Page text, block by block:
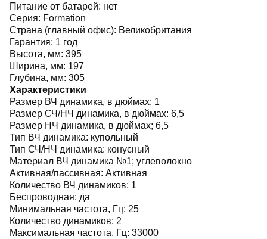
Питание от батарей: нет
Серия: Formation
Страна (главный офис): Великобритания
Гарантия: 1 год
Высота, мм: 395
Ширина, мм: 197
Глубина, мм: 305
Характеристики
Размер ВЧ динамика, в дюймах: 1
Размер СЧ/НЧ динамика, в дюймах: 6,5
Размер НЧ динамика, в дюймах; 6,5
Тип ВЧ динамика: купольный
Тип СЧ/НЧ динамика: конусный
Материал ВЧ динамика №1; углеволокно
Активная/пассивная: Активная
Количество ВЧ динамиков: 1
Беспроводная: да
Минимальная частота, Гц: 25
Количество динамиков; 2
Максимальная частота, Гц: 33000